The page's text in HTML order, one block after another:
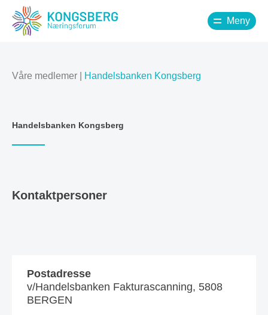
Meny
Våre medlemer Handelsbanken Kongsberg
Handelsbanken Kongsberg
Kontaktpersoner
Postadresse
v/Handelsbanken Fakturascanning, 5808
BERGEN